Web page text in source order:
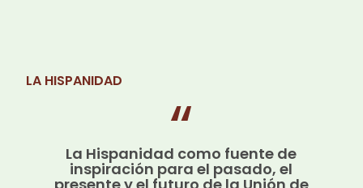
LA HISPANIDAD
La Hispanidad como fuente de
inspiración para el pasado, el